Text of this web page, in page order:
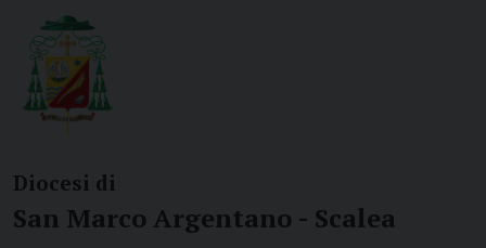
Diocesi di
San Marco Argentano - Scalea